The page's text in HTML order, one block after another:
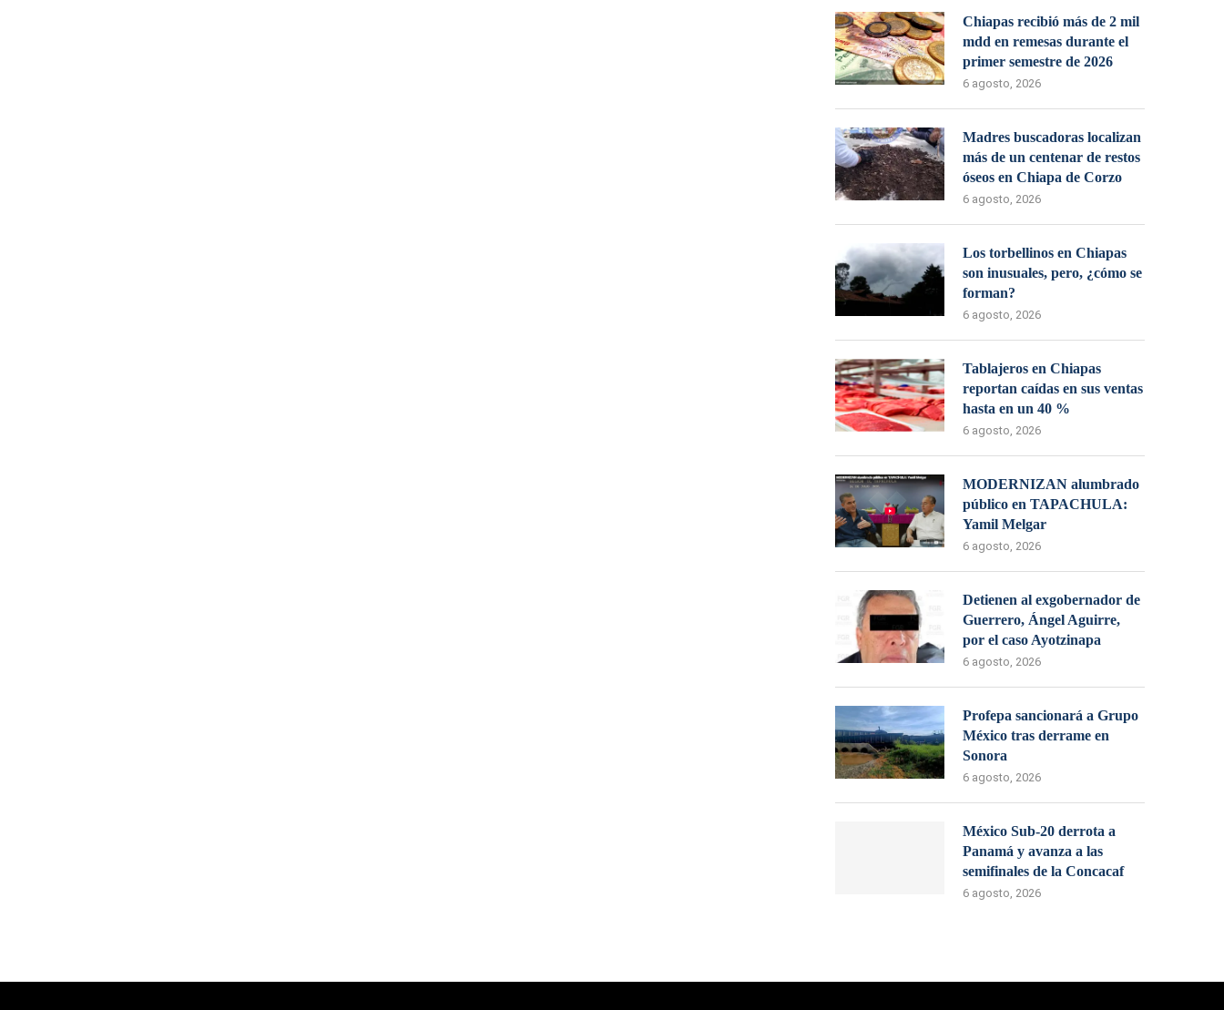
Chiapas recibió más de 2 mil
mdd en remesas durante el
primer semestre de 2026
6 agosto, 2026
Madres buscadoras localizan
más de un centenar de restos
óseos en Chiapa de Corzo
6 agosto, 2026
Los torbellinos en Chiapas
son inusuales, pero, ¿cómo se
forman?
6 agosto, 2026
Tablajeros en Chiapas
reportan caídas en sus ventas
hasta en un 40 %
6 agosto, 2026
MODERNIZAN alumbrado
público en TAPACHULA:
Yamil Melgar
6 agosto, 2026
Detienen al exgobernador de
Guerrero, Ángel Aguirre,
por el caso Ayotzinapa
6 agosto, 2026
Profepa sancionará a Grupo
México tras derrame en
Sonora
6 agosto, 2026
México Sub-20 derrota a
Panamá y avanza a las
semifinales de la Concacaf
6 agosto, 2026